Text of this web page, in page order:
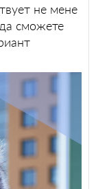
не мене
сможете